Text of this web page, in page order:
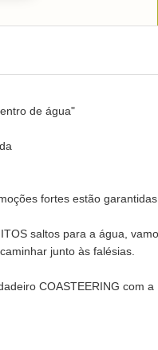
de água"
fortes estão
saltos para a água,
junto às falésias.
COASTEERING com a